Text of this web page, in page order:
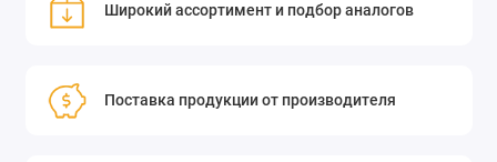
Широкий ассортимент и подбор аналогов
Поставка продукции от производителя